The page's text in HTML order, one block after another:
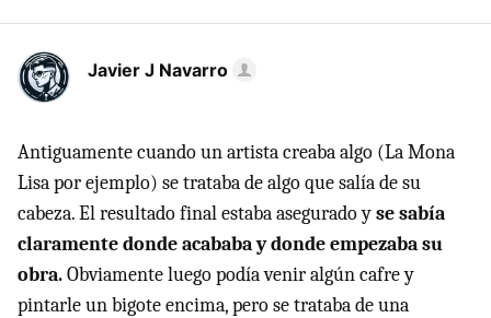
Javier J Navarro
Antiguamente cuando un artista creaba algo (La Mona
Lisa por ejemplo) se trataba de algo que salía de su
cabeza. El resultado final estaba asegurado yse sabía
claramente donde acababa y donde empezaba su
obra.Obviamente luego podía venir algún cafre y
pintarle un bigote encima, pero se trataba de una